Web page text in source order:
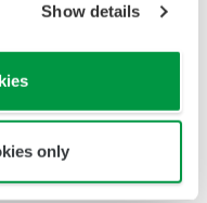
Show details
only
用戶之間的中繼站。受到
售，幫助客戶優化石油天
一系列建議，解決該國在